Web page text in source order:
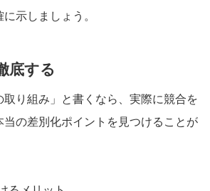
示しましょう。
底する
取り組み」と書くなら、実際に競合を
当の差別化ポイントを見つけることが